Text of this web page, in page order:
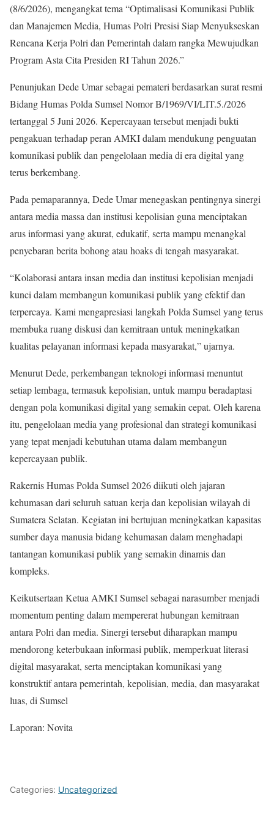
(8/6/2026), mengangkat tema “Optimalisasi Komunikasi Publik
dan Manajemen Media, Humas Polri Presisi Siap Menyukseskan
Rencana Kerja Polri dan Pemerintah dalam rangka Mewujudkan
Program Asta Cita Presiden RI Tahun 2026.”
Penunjukan Dede Umar sebagai pemateri berdasarkan surat resmi
Bidang Humas Polda Sumsel Nomor B/1969/VI/LIT.5./2026
tertanggal 5 Juni 2026. Kepercayaan tersebut menjadi bukti
pengakuan terhadap peran AMKI dalam mendukung penguatan
komunikasi publik dan pengelolaan media di era digital yang
terus berkembang.
Pada pemaparannya, Dede Umar menegaskan pentingnya sinergi
antara media massa dan institusi kepolisian guna menciptakan
arus informasi yang akurat, edukatif, serta mampu menangkal
penyebaran berita bohong atau hoaks di tengah masyarakat.
“Kolaborasi antara insan media dan institusi kepolisian menjadi
kunci dalam membangun komunikasi publik yang efektif dan
terpercaya. Kami mengapresiasi langkah Polda Sumsel yang terus
membuka ruang diskusi dan kemitraan untuk meningkatkan
kualitas pelayanan informasi kepada masyarakat,” ujarnya.
Menurut Dede, perkembangan teknologi informasi menuntut
setiap lembaga, termasuk kepolisian, untuk mampu beradaptasi
dengan pola komunikasi digital yang semakin cepat. Oleh karena
itu, pengelolaan media yang profesional dan strategi komunikasi
yang tepat menjadi kebutuhan utama dalam membangun
kepercayaan publik.
Rakernis Humas Polda Sumsel 2026 diikuti oleh jajaran
kehumasan dari seluruh satuan kerja dan kepolisian wilayah di
Sumatera Selatan. Kegiatan ini bertujuan meningkatkan kapasitas
sumber daya manusia bidang kehumasan dalam menghadapi
tantangan komunikasi publik yang semakin dinamis dan
kompleks.
Keikutsertaan Ketua AMKI Sumsel sebagai narasumber menjadi
momentum penting dalam mempererat hubungan kemitraan
antara Polri dan media. Sinergi tersebut diharapkan mampu
mendorong keterbukaan informasi publik, memperkuat literasi
digital masyarakat, serta menciptakan komunikasi yang
konstruktif antara pemerintah, kepolisian, media, dan masyarakat
luas, di Sumsel
Laporan: Novita
Categories: Uncategorized